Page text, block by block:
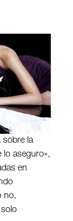
sobre la
lo aseguro»,
en
no,